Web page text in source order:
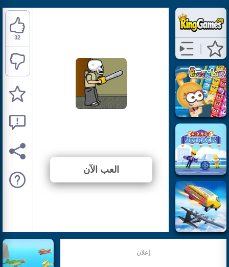
العب الآن
32
إعلان